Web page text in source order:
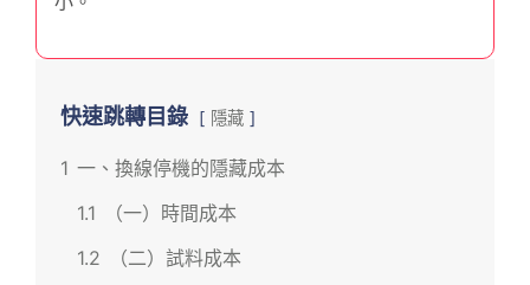
快速跳轉目錄 隱藏
1 一、換線停機的隱藏成本
1.1
（一）時間成本
1.2
（二）試料成本